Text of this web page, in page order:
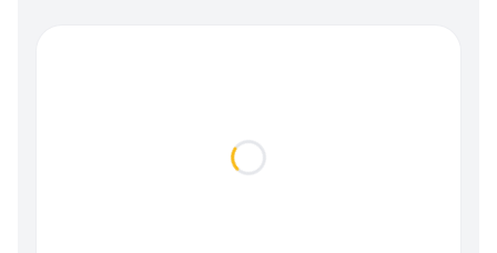
Loading...